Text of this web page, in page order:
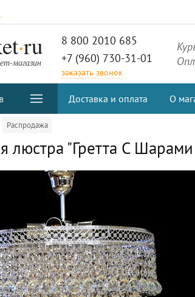
.ru
магазин
8 800 2010 685
+7 (960) 730-31-01
заказать звонок
Доставка и оплата О
Распродажа
люстра "Гретта С